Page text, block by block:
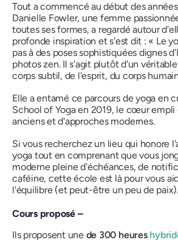
Tout a commencé au début des
Danielle Fowler, une femme
toutes ses formes, a regardé autour
profonde inspiration et s'est dit : « Le
pas à des poses sophistiquées dignes
photos zen. Il s'agit plutôt d'un
corps subtil, de l'esprit, du corps
Elle a entamé ce parcours de yoga en
School of Yoga en 2019, le cœur
anciens et d'approches modernes.
Si vous recherchez un lieu qui honore
yoga touten comprenant que vous
moderne pleine d'échéances, de
caféine, cette école est là pour vous
l'équilibre (et peut-être un peu de paix).
Cours proposé –
Ils proposent une de 300 heures